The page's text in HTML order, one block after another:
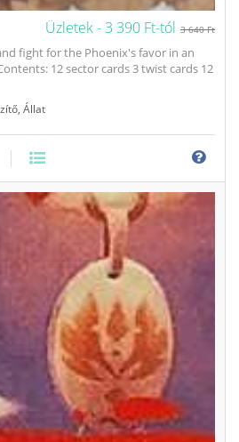
Üzletek -3 390 Ft-tól 3 640 Ft
fight for the Phoenix's favor in an
12 sector cards 3 twist cards 12
, Állat